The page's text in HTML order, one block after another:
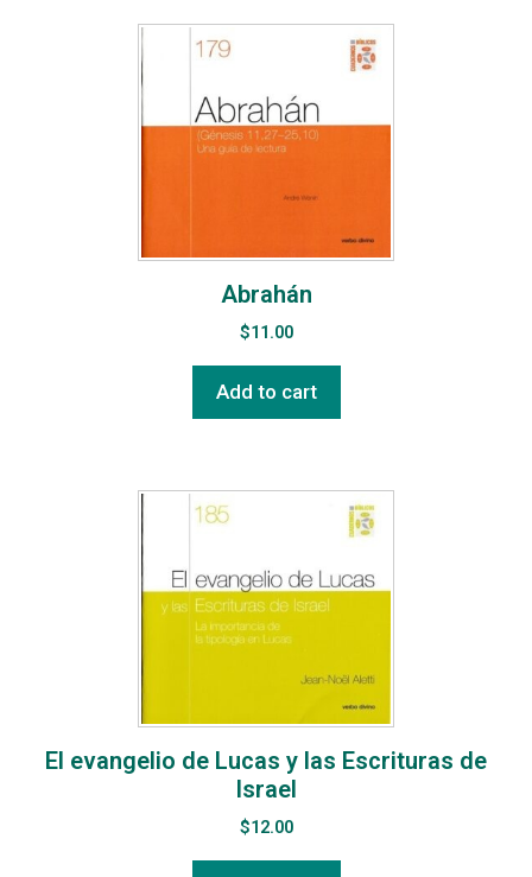
Abrahán
$11.00
Add to cart
El evangelio de Lucas y las Escrituras de
Israel
$12.00